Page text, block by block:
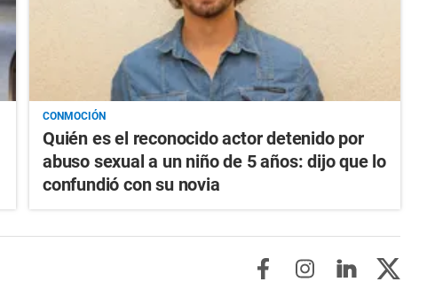
CONMOCIÓN
Quién es el reconocido actor detenido por
abuso sexual a un niño de 5 años: dijo que lo
confundió con su novia